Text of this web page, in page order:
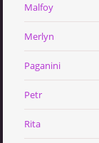
Malfoy
Merlyn
Paganini
Petr
Rita